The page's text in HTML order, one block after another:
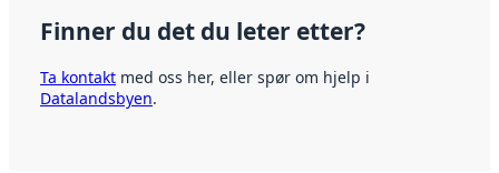
Finner du det du leter etter?
Ta kontakt med oss her, eller spør om hjelp i
Datalandsbyen.